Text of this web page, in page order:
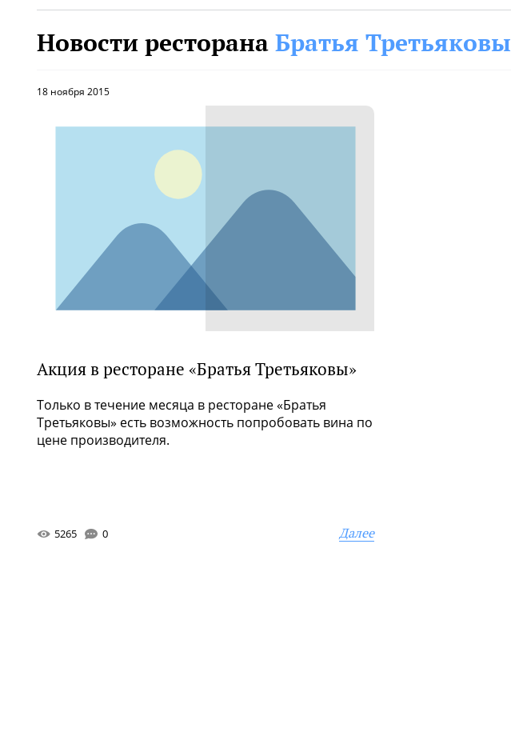
Новости ресторана Братья Третьяковы
18 ноября 2015
Акция в ресторане «Братья Третьяковы»
Только в течение месяца в ресторане «Братья
Третьяковы» есть возможность попробовать вина по
цене производителя.
5265 0 Далее